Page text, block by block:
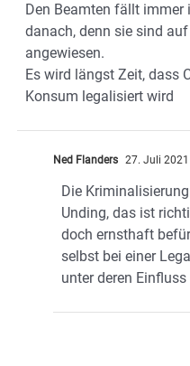
Den Beamten fällt immer
danach, denn sie sind
angewiesen.
Es wird längst Zeit, dass
Konsum legalisiert wird
Ned Flanders 27. Juli
Die
Unding, das ist
doch ernsthaft
selbst bei einer
unter deren